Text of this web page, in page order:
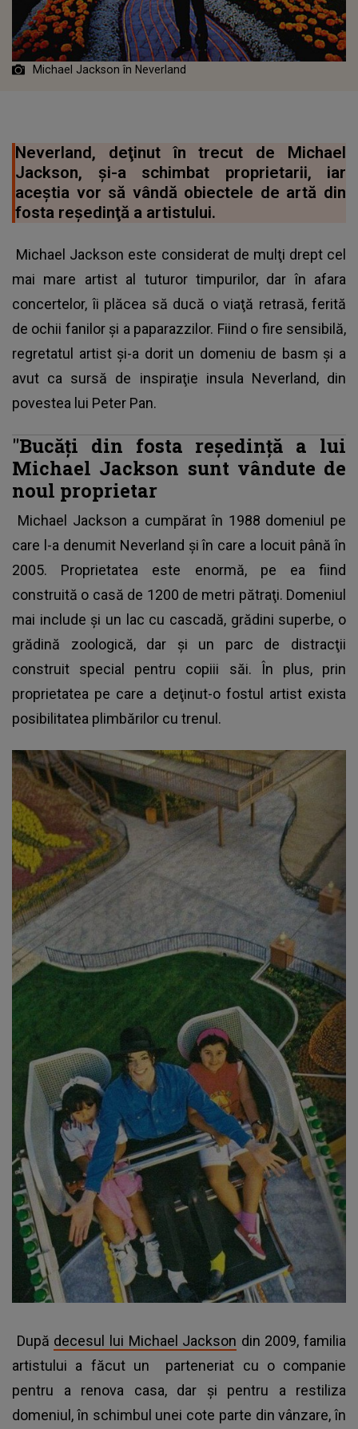
Michael Jackson în Neverland
Neverland, deţinut în trecut de Michael
Jackson, şi-a schimbat proprietarii, iar
aceştia vor să vândă obiectele de artă din
fosta reşedinţă a artistului.
Michael Jackson este considerat de mulţi drept cel
mai mare artist al tuturor timpurilor, dar în afara
concertelor, îi plăcea să ducă o viaţă retrasă, ferită
de ochii fanilor şi a paparazzilor. Fiind o fire sensibilă,
regretatul artist şi-a dorit un domeniu de basm şi a
avut ca sursă de inspiraţie insula Neverland, din
povestea lui Peter Pan.
"Bucăţi din fosta reşedinţă a lui
Michael Jackson sunt vândute de
noul proprietar
Michael Jackson a cumpărat în 1988 domeniul pe
care l-a denumit Neverland şi în care a locuit până în
2005. Proprietatea este enormă, pe ea fiind
construită o casă de 1200 de metri pătraţi. Domeniul
mai include şi un lac cu cascadă, grădini superbe, o
grădină zoologică, dar şi un parc de distracţii
construit special pentru copiii săi. În plus, prin
proprietatea pe care a deţinut-o fostul artist exista
posibilitatea plimbărilor cu trenul.
După decesul lui Michael Jackson din 2009, familia
artistului a făcut un parteneriat cu o companie
pentru a renova casa, dar şi pentru a restiliza
domeniul, în schimbul unei cote parte din vânzare, în